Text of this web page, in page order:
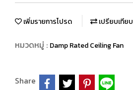
เพิ่มรายการโปรด เปรียบเทียบ
หมวดหมู่ : Damp Rated Ceiling Fan
Share